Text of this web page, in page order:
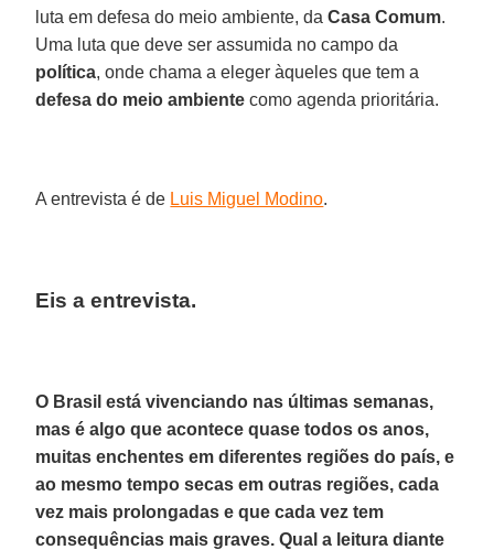
luta em defesa do meio ambiente, daCasa Comum.
Uma luta que deve ser assumida no campo da
política, onde chama a eleger àqueles que tem a
defesa do meio ambiente como agenda prioritária.
A entrevista é de Luis Miguel Modino.
Eis a entrevista.
O Brasil está vivenciando nas últimas semanas,
mas é algo que acontece quase todos os anos,
muitas enchentes em diferentes regiões do país, e
ao mesmo tempo secas em outras regiões, cada
vez mais prolongadas e que cada vez tem
consequências mais graves. Qual a leitura diante